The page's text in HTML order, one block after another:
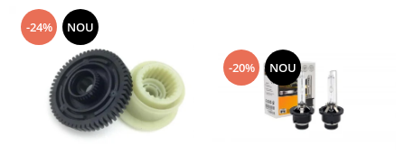
-24% NOU
-20% NOU